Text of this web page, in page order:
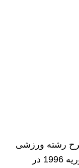
رشته ورزشی
تنیس آمده است که او در تاریخ 11 فوریه 1996 در